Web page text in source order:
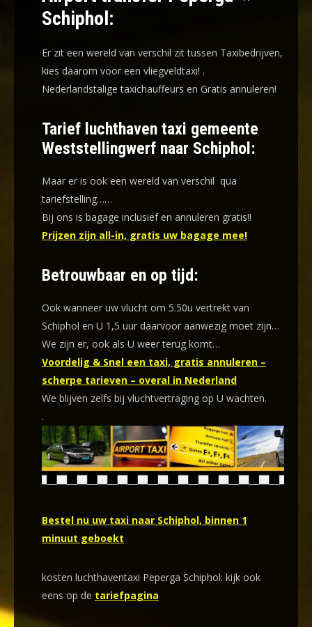
Schiphol:
Er zit een wereld van verschil zit tussen Taxibedrijven,
kies daarom voor een vliegveldtaxi! .
Nederlandstalige taxichauffeurs en Gratis annuleren!
Tarief luchthaven taxi gemeente
Weststellingwerf naar Schiphol:
Maar er is ook een wereld van verschil qua
tariefstelling……
Bij ons is bagage inclusief en annuleren gratis!!
Prijzen zijn all-in, gratis uw bagage mee!
Betrouwbaar en op tijd:
Ook wanneer uw vlucht om 5.50u vertrekt van
Schiphol en U 1,5 uur daarvoor aanwezig moet zijn…
We zijn er, ook als U weer terug komt…
Voordelig & Snel een taxi, gratis annuleren –
scherpe tarieven – overal in Nederland
We blijven zelfs bij vluchtvertraging op U wachten.
.
Bestel nu uw taxi naar Schiphol, binnen 1
minuut geboekt
kosten luchthaventaxi Peperga Schiphol: kijk ook
eens op de tariefpagina